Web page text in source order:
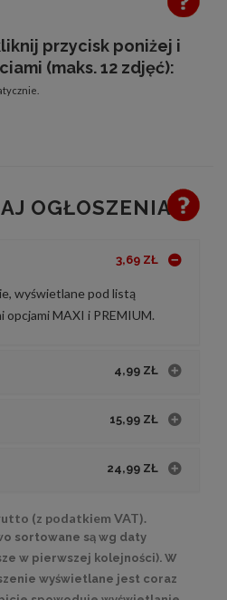
przycisk poniżej i
(maks. 12 zdjęć):
OGŁOSZENIA
3,69 ZŁ
wyświetlane pod listą
opcjami MAXI i PREMIUM.
4,99 ZŁ
15,99 ZŁ
24,99 ZŁ
(z podatkiem VAT).
sortowane są wg daty
w pierwszej kolejności). W
wyświetlane jest coraz